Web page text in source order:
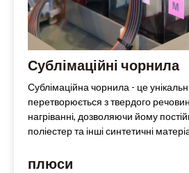
Сублімаційні чорнила
Сублімаційна чорнила - це
перетворюється з твердого
нагріванні, дозволяючи йому
поліестер та інші синтетичні
плюси